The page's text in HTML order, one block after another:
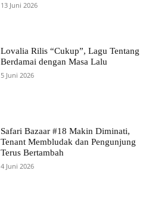
13 Juni 2026
Lovalia Rilis “Cukup”, Lagu Tentang
Berdamai dengan Masa Lalu
5 Juni 2026
Safari Bazaar #18 Makin Diminati,
Tenant Membludak dan Pengunjung
Terus Bertambah
4 Juni 2026